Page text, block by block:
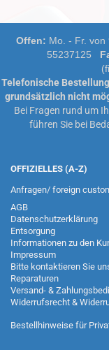
Offen: Mo. - Fr.
55237125
Telefonische
grundsätzlich nicht
Bei Fragen rund um
führen Sie bei
OFFIZIELLES (A-Z)
Anfragen/ foreign
AGB
Datenschutzerklärung
Entsorgung
Informationen zu den
Impressum
Bitte kontaktieren Sie
Reparaturen
Versand- &
Widerrufsrecht &
Bestellhinweise für